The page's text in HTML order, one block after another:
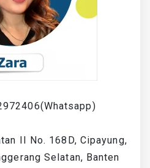
II No. 168D, Cipayung,
Selatan, Banten